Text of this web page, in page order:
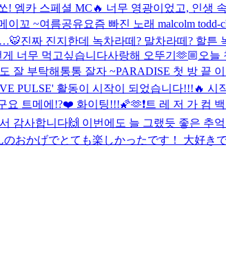
! 엠카 스페셜 MC🔥 너무 영광이었고, 인생
이꼬 ~여름공유요즘 빠진 노래 malcolm
진짜 진지한데 녹차라떼? 말차라떼? 할튼
너무 먹고싶습니다사랑해 오뚜기🫶🏼 오늘
잘 부탁해통통 잘자 ~PARADISE 첫 방 끝
PULSE' 활동이 시작이 되었습니다!!!🔥 시
요 트메에!?❤️ 화이팅!!!🌠🫶❗️트 레 저 가 컴
사합니다🙌 이번에도 늘 그랬듯 좋은 추억
おかげでとても楽しかったです！ 大好きで